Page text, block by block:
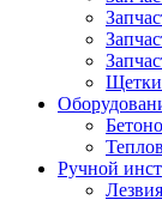
Щетки
Ручной
Лезвия